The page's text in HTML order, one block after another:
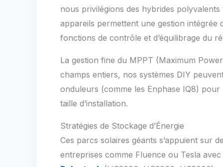
nous privilégions des hybrides polyvalents
appareils permettent une gestion intégrée
fonctions de contrôle et d’équilibrage du
La gestion fine du MPPT (Maximum
champs entiers, nos systèmes DIY
onduleurs (comme les Enphase IQ8)
taille d’installation.
Stratégies de Stockage d’Énergie
Ces parcs solaires géants s’appuient sur
entreprises comme Fluence ou Tesla